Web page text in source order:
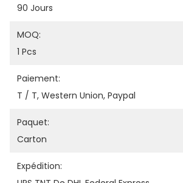
90 Jours
MOQ:
1 Pcs
Paiement:
T / T, Western Union, Paypal
Paquet:
Carton
Expédition: